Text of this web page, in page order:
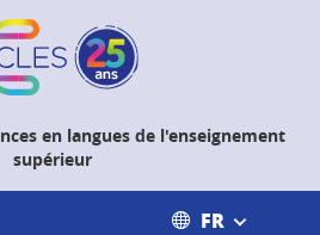
en langues de l'enseignement
supérieur
de recherche FR